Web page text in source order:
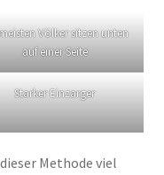
Völker sitzen unten
auf einer Seite
Starker Einzarger
Methode viel